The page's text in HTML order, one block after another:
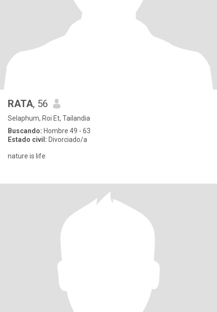
RATA, 56
Selaphum, Roi Et, Tailandia
Buscando: Hombre 49 - 63
Estado civil: Divorciado/a
nature is life